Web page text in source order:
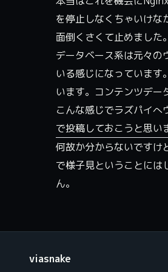
を停止しなくちゃいけな
面倒くさくて止めました。
データベース系は元々の
いる感じになっていま
います。コンテンツデ
こんな感じでラズパイ
で投稿しておこうと思い
何故か分からないですけ
で様子見ということには
ん。
viasnake